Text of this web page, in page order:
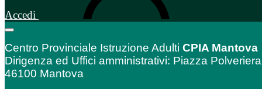
Accedi
Centro Provinciale Istruzione Adulti CPIA Mantova
Dirigenza ed Uffici amministrativi: Piazza
46100 Mantova